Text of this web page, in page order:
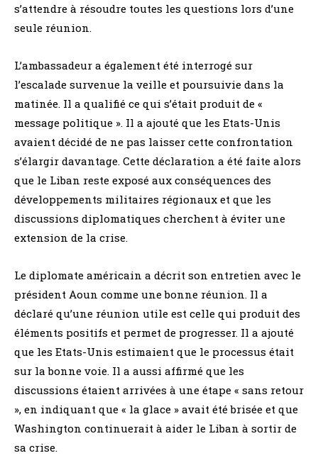
s’attendre à résoudre toutes les questions lors d’une
seule réunion.
L’ambassadeur a également été interrogé sur
l’escalade survenue la veille et poursuivie dans la
matinée. Il a qualifié ce qui s’était produit de «
message politique ». Il a ajouté que les Etats-Unis
avaient décidé de ne pas laisser cette confrontation
s’élargir davantage. Cette déclaration a été faite alors
que le Liban reste exposé aux conséquences des
développements militaires régionaux et que les
discussions diplomatiques cherchent à éviter une
extension de la crise.
Le diplomate américain a décrit son entretien avec le
président Aoun comme une bonne réunion. Il a
déclaré qu’une réunion utile est celle qui produit des
éléments positifs et permet de progresser. Il a ajouté
que les Etats-Unis estimaient que le processus était
sur la bonne voie. Il a aussi affirmé que les
discussions étaient arrivées à une étape « sans retour
», en indiquant que « la glace » avait été brisée et que
Washington continuerait à aider le Liban à sortir de
sa crise.